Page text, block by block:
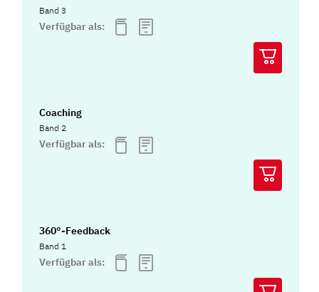
Band 3
Verfügbar als:
Coaching
Band 2
Verfügbar als:
360°-Feedback
Band 1
Verfügbar als: